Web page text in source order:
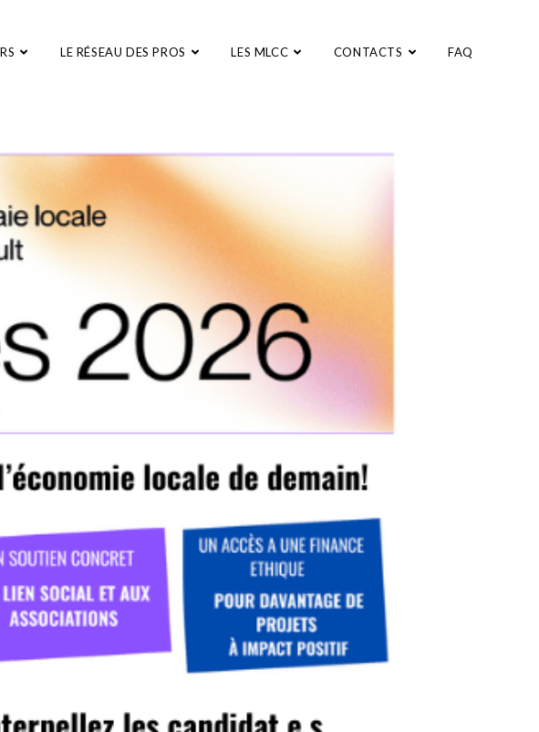
LE RÉSEAU DES PROS LES MLCC CONTACTS FAQ